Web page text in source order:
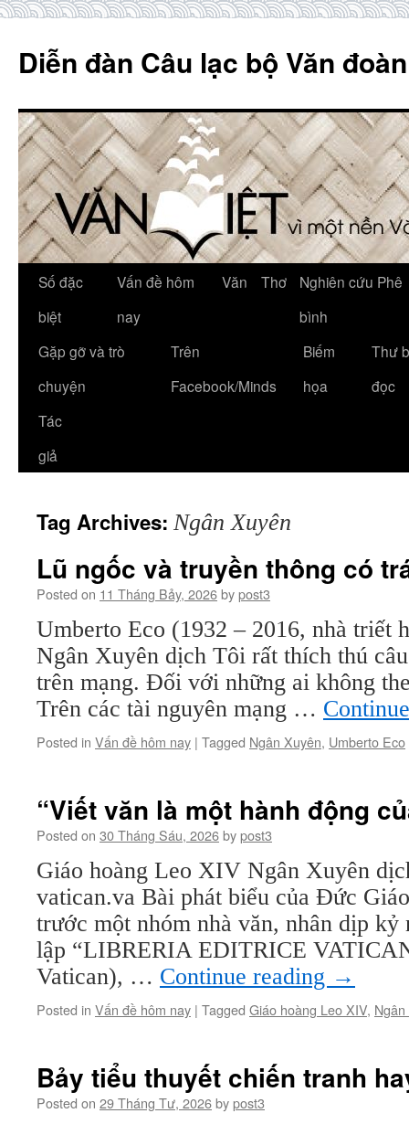
content
Diễn đàn Câu lạc bộ Văn
Số đặc
biệt
Vấn đề hôm
nay
Văn Thơ
Nghiên cứu Phê
bình
Gặp gỡ và trò
chuyện
Trên
Facebook/Minds
Biếm
họa
Thư
đọc
Tác
giả
Tag Archives: Ngân Xuyên
Lũ ngốc và truyền thông có
Posted on 11 Tháng Bảy, 2026bypost3
Umberto Eco (1932 – 2016, nhà triết
Ngân Xuyên dịch Tôi rất thích thú
trên mạng. Đối với những ai không
Trên các tài nguyên mạng …
Posted in Vấn đề hôm nay | Tagged Ngân Xuyên, Umberto Eco
“Viết văn là một hành động
Posted on 30 Tháng Sáu, 2026bypost3
Giáo hoàng Leo XIV Ngân Xuyên
vatican.va Bài phát biểu của Đức
trước một nhóm nhà văn, nhân dịp kỷ
lập “LIBRERIA EDITRICE
Vatican), … Continue reading →
Posted in Vấn đề hôm nay | Tagged Giáo hoàng Leo XIV,
Bảy tiểu thuyết chiến tranh
Posted on 29 Tháng Tư, 2026bypost3